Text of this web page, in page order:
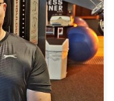
Betreuung durch
zugeschnitten und